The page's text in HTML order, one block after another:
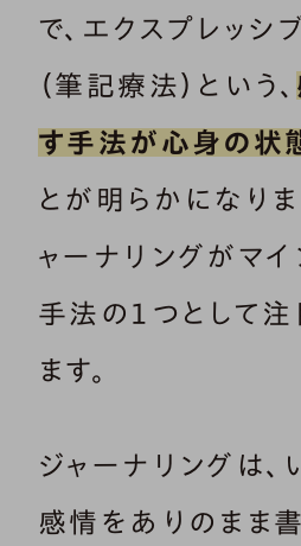
で、エクスプレッシ
（筆記療法）という、
す手法が心身の状
とが明らかになりま
ャーナリングがマイ
手法の１つとして
ます。
ジャーナリングは、
感情をありのまま書